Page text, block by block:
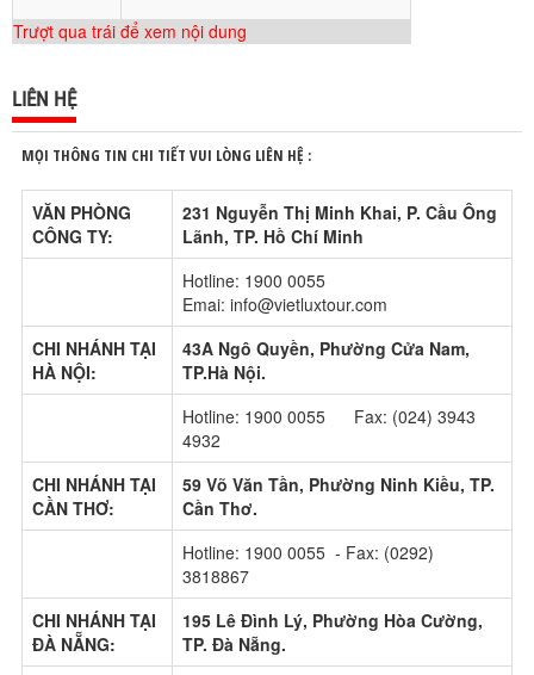
Trượt qua trái để xem nội dung
LIÊN HỆ
MỌI THÔNG TIN CHI TIẾT VUI LÒNG LIÊN HỆ :
VĂN PHÒNG
CÔNG TY:
231 Nguyễn Thị Minh Khai, P. Cầu Ông
Lãnh, TP. Hồ Chí Minh
Hotline: 1900 0055
Emai: info@vietluxtour.com
CHI NHÁNH TẠI
HÀ NỘI:
43A Ngô Quyền, Phường Cửa Nam,
TP.Hà Nội.
Hotline: 1900 0055 Fax: (024) 3943
4932
CHI NHÁNH TẠI
CẦN THƠ:
59 Võ Văn Tần, Phường Ninh Kiều, TP.
Cần Thơ.
Hotline: 1900 0055 - Fax: (0292)
3818867
CHI NHÁNH TẠI
ĐÀ NẴNG:
195 Lê Đình Lý, Phường Hòa Cường,
TP. Đà Nẵng.